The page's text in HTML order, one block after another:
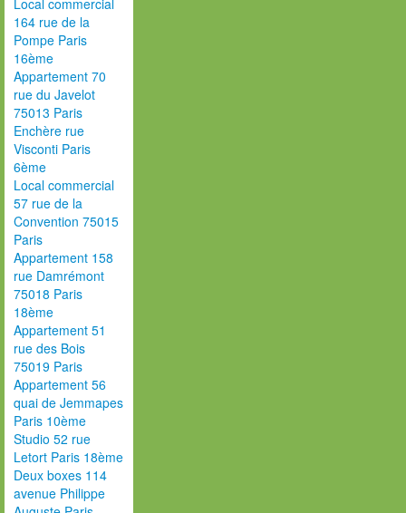
Local commercial
164 rue de la
Pompe Paris
16ème
Appartement 70
rue du Javelot
75013 Paris
Enchère rue
Visconti Paris
6ème
Local commercial
57 rue de la
Convention 75015
Paris
Appartement 158
rue Damrémont
75018 Paris
18ème
Appartement 51
rue des Bois
75019 Paris
Appartement 56
quai de Jemmapes
Paris 10ème
Studio 52 rue
Letort Paris 18ème
Deux boxes 114
avenue Philippe